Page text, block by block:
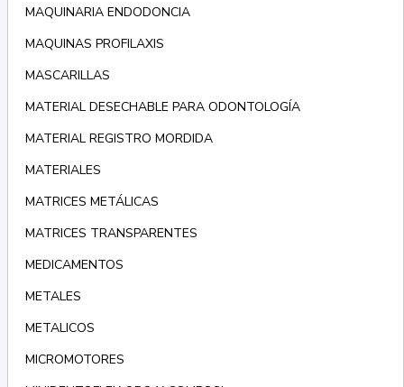
MAQUINARIA ENDODONCIA
MAQUINAS PROFILAXIS
MASCARILLAS
MATERIAL DESECHABLE PARA ODONTOLOGÍA
MATERIAL REGISTRO MORDIDA
MATERIALES
MATRICES METÁLICAS
MATRICES TRANSPARENTES
MEDICAMENTOS
METALES
METALICOS
MICROMOTORES